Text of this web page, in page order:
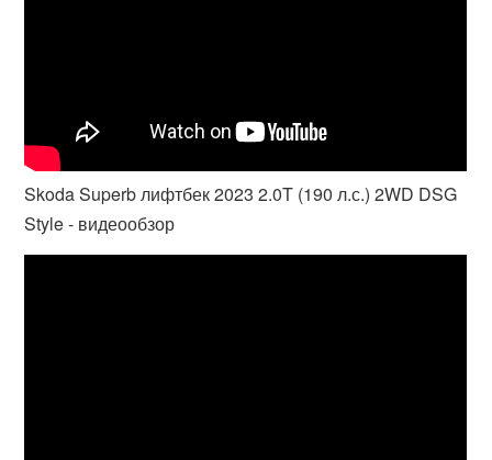
Skoda Superb лифтбек 2023 2.0T (190 л.с.) 2WD DSG
Style - видеообзор